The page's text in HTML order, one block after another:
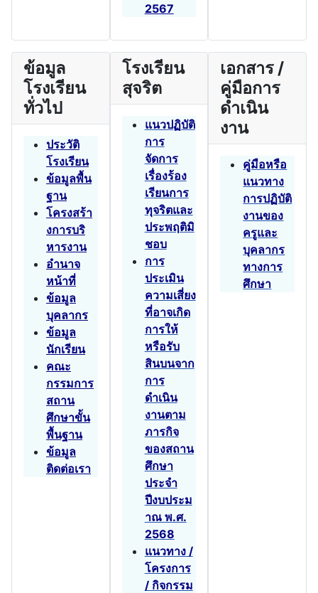
2567
ข้อมูล
โรงเรียน
ทั่วไป
ประวัติ
โรงเรียน
ข้อมูลพื้น
ฐาน
โครงสร้า
งการบริ
หารงาน
อำนาจ
หน้าที่
ข้อมูล
บุคลากร
ข้อมูล
นักเรียน
คณะ
กรรมการ
สถาน
ศึกษาขั้น
พื้นฐาน
ข้อมูล
ติดต่อเรา
โรงเรียน
สุจริต
แนวปฏิบัติ
การ
จัดการ
เรื่องร้อง
เรียนการ
ทุจริตและ
ประพฤติมิ
ชอบ
การ
ประเมิน
ความเสี่ยง
ที่อาจเกิด
การให้
หรือรับ
สินบนจาก
การ
ดำเนิน
งานตาม
ภารกิจ
ของสถาน
ศึกษา
ประจำ
ปีงบประม
าณ พ.ศ.
2568
แนวทาง /
โครงการ
/ กิจกรรม
เอกสาร /
คู่มือการ
ดำเนิน
งาน
คู่มือหรือ
แนวทาง
การปฏิบัติ
งานของ
ครูและ
บุคลากร
ทางการ
ศึกษา